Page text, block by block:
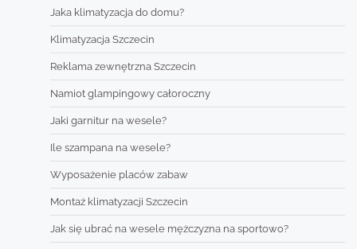
Jaka klimatyzacja do domu?
Klimatyzacja Szczecin
Reklama zewnętrzna Szczecin
Namiot glampingowy całoroczny
Jaki garnitur na wesele?
Ile szampana na wesele?
Wyposażenie placów zabaw
Montaż klimatyzacji Szczecin
Jak się ubrać na wesele mężczyzna na sportowo?